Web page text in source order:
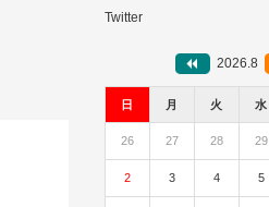
Twitter
2026.8
日 月 火 水
26 27 28 29
2 3 4 5